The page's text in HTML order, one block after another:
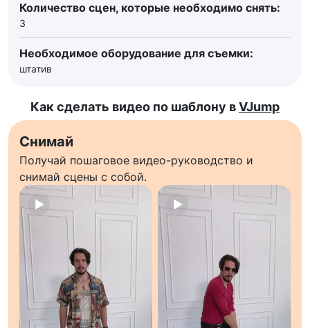
Количество сцен, которые необходимо снять:
3
Необходимое оборудование для съемки:
штатив
Как сделать видео по шаблону вVJump
Снимай
Получай пошаговое видео-руководство и
снимай сцены с собой.